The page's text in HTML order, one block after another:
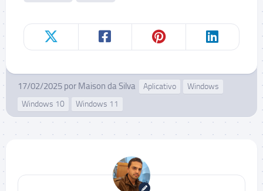
17/02/2025 por Maison da Silva Aplicativo
Windows
Windows 10
Windows 11